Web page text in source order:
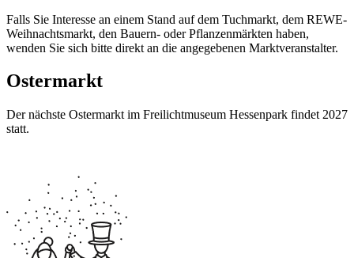
Falls Sie Interesse an einem Stand auf dem Tuchmarkt, dem REWE-
Weihnachtsmarkt, den Bauern- oder Pflanzenmärkten haben,
wenden Sie sich bitte direkt an die angegebenen Marktveranstalter.
Ostermarkt
Der nächste Ostermarkt im Freilichtmuseum Hessenpark findet 2027
statt.